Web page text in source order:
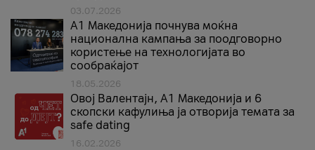
03.07.2026
A1 Македонија почнува моќна
национална кампања за поодговорно
користење на технологијата во
сообраќајот
18.05.2026
Овој Валентајн, A1 Македонија и 6
скопски кафулиња ја отворија темата за
safe dating
16.02.2026